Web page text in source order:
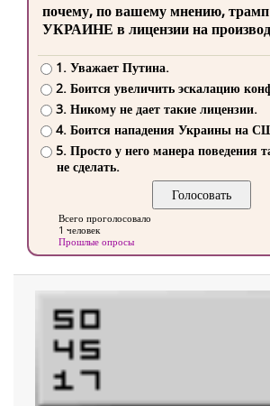
почему, по вашему мнению, трамп
УКРАИНЕ в лицензии на
1. Уважает Путина.
2. Боится увеличить эскалацию
3. Никому не дает такие лицензии.
4. Боится нападения Украины на
5. Просто у него манера поведения
не сделать.
Всего проголосовало
1 человек
Прошлые опросы